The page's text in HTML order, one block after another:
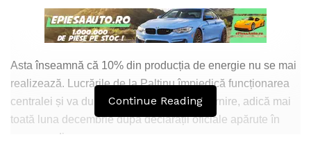
Asta înseamnă că 10% din producția de energie nu se mai
realizează. Lucrările de la Paltinu împiedică funcționarea
centralei și va dura mult timp până la repornire, adică mai
toată luna decembrie după declarații oficiale apărute în
mass-media.
Continue Reading